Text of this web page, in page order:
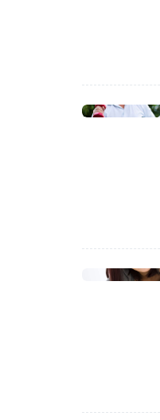
者 Guido
Kroemer 的貢
Kroemer 教授
胞死亡、自噬
Guido Kroemer, M.D., Ph.D., PU-
為人知的成就
鍵步驟之一。
制這些路徑來
（
形式，與癌症
壞死性凋亡（Necroptosis）
機制，
傳導中的核心角
究方面，他亦
因（
行